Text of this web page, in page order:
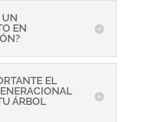
UN
EN
EL
ÁRBOL